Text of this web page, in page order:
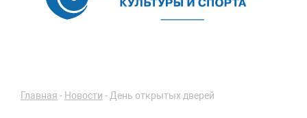
Главная - Новости -День открытых дверей